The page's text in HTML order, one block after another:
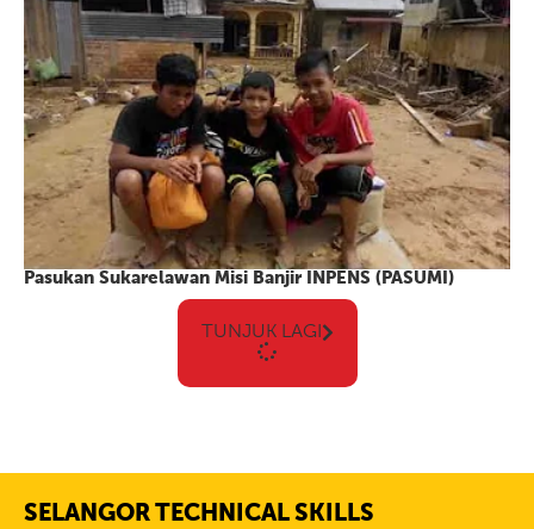
Pasukan Sukarelawan Misi Banjir INPENS (PASUMI)
TUNJUK LAGI
SELANGOR TECHNICAL SKILLS